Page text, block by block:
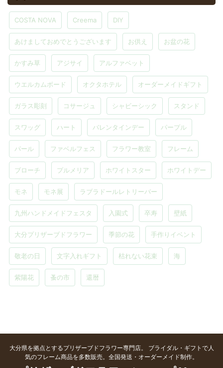
COSTA NOVA Creema DIY
あけましておめでとうございます お供え お盆の花
かすみ草 アジサイ アルファベット
ウエルカムボード オクタホテル オーダーメイドギフト
ガラス彫刻 コサージュ シャビーシック スタンド
スワッグ ハート バレンタインデー パープル
パール ファベルフェス フラワー教室 フレーム
ブローチ プルメリア ホワイトスター ホワイトデー
モネ モネ展 ラブラドールレトリーバー
九州ハンドメイドフェスタ 入園式 卒寿 壁紙
大分プリザーブドフラワー 季節の花 手作りイベント
敬老の日 文字入れギフト 枯れない花束 海
紫陽花 蚤の市 還暦
大分県を拠点とするプリザーブドフラワー専門店。 ブライダル・ギフトで人
気のフレーム商品を多数販売。全国発送・オーダーメイド制作。